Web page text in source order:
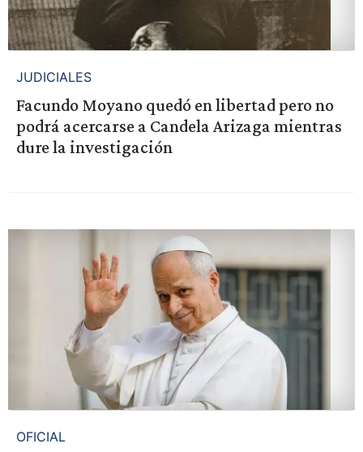
JUDICIALES
Facundo Moyano quedó en libertad pero no
podrá acercarse a Candela Arizaga mientras
dure la investigación
OFICIAL